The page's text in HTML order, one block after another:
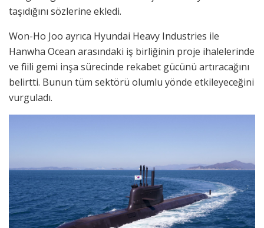
taşıdığını sözlerine ekledi.
Won-Ho Joo ayrıca Hyundai Heavy Industries ile
Hanwha Ocean arasındaki iş birliğinin proje ihalelerinde
ve fiili gemi inşa sürecinde rekabet gücünü artıracağını
belirtti. Bunun tüm sektörü olumlu yönde etkileyeceğini
vurguladı.